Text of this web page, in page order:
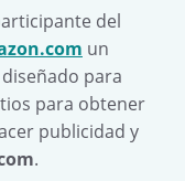
del
un
para
para obtener
publicidad y
.